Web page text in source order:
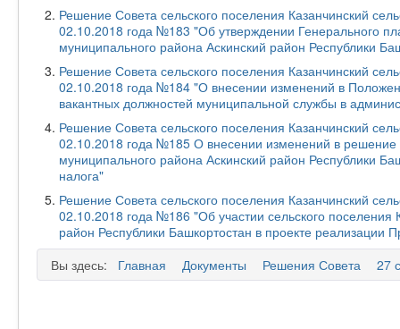
Решение Совета сельского поселения Казанчинский
02.10.2018 года №183 "Об утверждении Генерального
муниципального района Аскинский район Республики
Решение Совета сельского поселения Казанчинский
02.10.2018 года №184 "О внесении изменений в
вакантных должностей муниципальной службы в
Решение Совета сельского поселения Казанчинский
02.10.2018 года №185 О внесении изменений в решение
муниципального района Аскинский район Республики
налога"
Решение Совета сельского поселения Казанчинский
02.10.2018 года №186 "Об участии сельского поселения
район Республики Башкортостан в проекте
Вы здесь:
Главная Документы Решения Совета 27